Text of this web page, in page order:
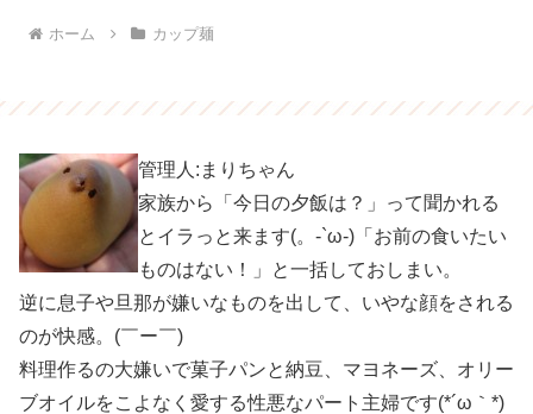
ホーム カップ麺
管理人:まりちゃん
家族から「今日の夕飯は？」って聞かれる
とイラっと来ます(。-`ω-)「お前の食いたい
ものはない！」と一括しておしまい。
逆に息子や旦那が嫌いなものを出して、いやな顔をされる
のが快感。(￣ー￣)
料理作るの大嫌いで菓子パンと納豆、マヨネーズ、オリー
ブオイルをこよなく愛する性悪なパート主婦です(*´ω｀*)